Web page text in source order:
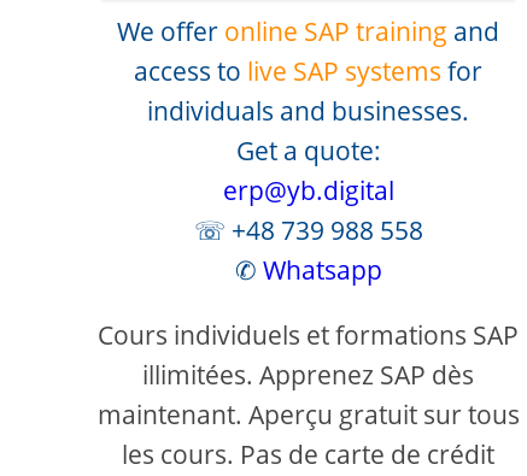
We offer online SAP training and
access to live SAP systems for
individuals and businesses.
Get a quote:
erp@yb.digital
☏ +48 739 988 558
✆ Whatsapp
Cours individuels et formations SAP
illimitées. Apprenez SAP dès
maintenant. Aperçu gratuit sur tous
les cours. Pas de carte de crédit